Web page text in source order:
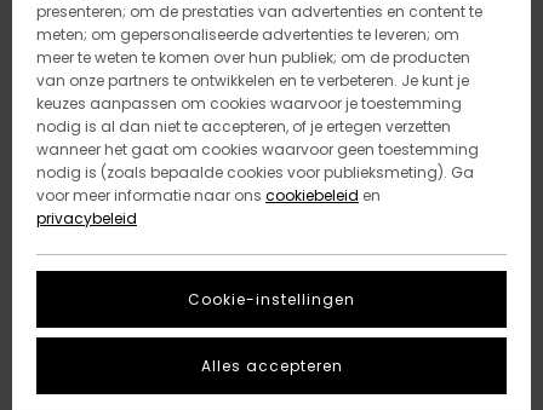
presenteren; om de prestaties van advertenties en content te
meten; om gepersonaliseerde advertenties te leveren; om
meer te weten te komen over hun publiek; om de producten
van onze partners te ontwikkelen en te verbeteren. Je kunt je
keuzes aanpassen om cookies waarvoor je toestemming
nodig is al dan niet te accepteren, of je ertegen verzetten
wanneer het gaat om cookies waarvoor geen toestemming
nodig is (zoals bepaalde cookies voor publieksmeting). Ga
voor meer informatie naar ons cookiebeleid en
privacybeleid
Cookie-instellingen
Alles accepteren